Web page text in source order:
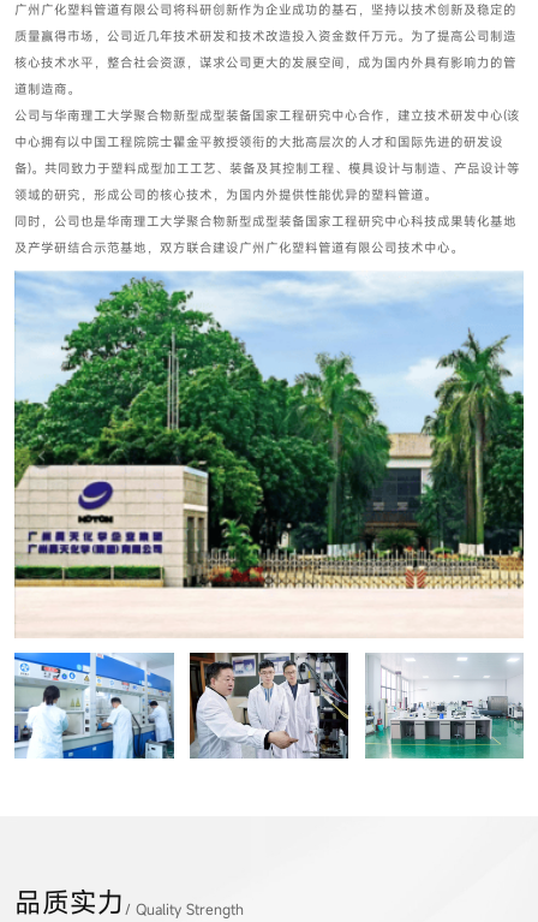
广州广化塑料管道有限公司将科研创新作为企业成功的基石，坚持以技术创新及稳定的
质量赢得市场，公司近几年技术研发和技术改造投入资金数仟万元。为了提高公司制造
核心技术水平，整合社会资源，谋求公司更大的发展空间，成为国内外具有影响力的管
道制造商。
公司与华南理工大学聚合物新型成型装备国家工程研究中心合作，建立技术研发中心(该
中心拥有以中国工程院院士瞿金平教授领衔的大批高层次的人才和国际先进的研发设
备)。共同致力于塑料成型加工工艺、装备及其控制工程、模具设计与制造、产品设计等
领域的研究，形成公司的核心技术，为国内外提供性能优异的塑料管道。
同时，公司也是华南理工大学聚合物新型成型装备国家工程研究中心科技成果转化基地
及产学研结合示范基地，双方联合建设广州广化塑料管道有限公司技术中心。
品质实力 / Quality Strength